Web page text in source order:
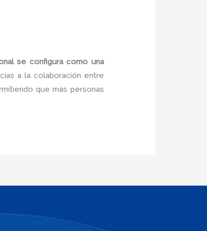
se configura como una
a la colaboración entre
que más personas